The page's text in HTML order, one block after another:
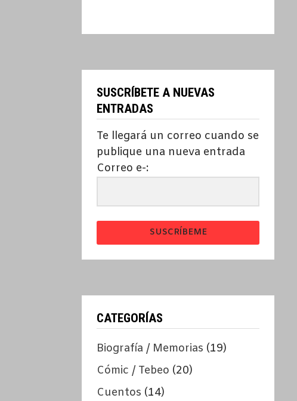
SUSCRÍBETE A NUEVAS
ENTRADAS
Te llegará un correo cuando se
publique una nueva entrada
Correo e-:
SUSCRÍBEME
CATEGORÍAS
Biografía / Memorias (19)
Cómic / Tebeo (20)
Cuentos (14)